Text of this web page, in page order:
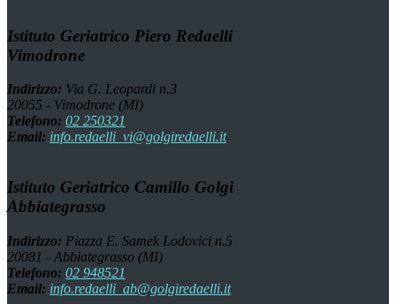
Istituto Geriatrico Piero Redaelli
Vimodrone
Indirizzo: Via G. Leopardi n.3
20055 - Vimodrone (MI)
Telefono: 02 250321
Email: info.redaelli_vi@golgiredaelli.it
Istituto Geriatrico Camillo Golgi
Abbiategrasso
Indirizzo: Piazza E. Samek Lodovici n.5
20081 - Abbiategrasso (MI)
Telefono: 02 948521
Email: info.redaelli_ab@golgiredaelli.it